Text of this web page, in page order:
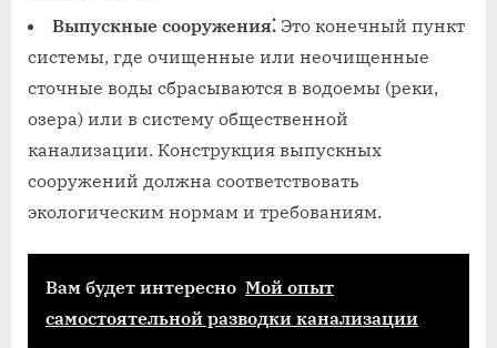
Выпускные сооружения⁚ Это конечный пункт
системы, где очищенные или неочищенные
сточные воды сбрасываются в водоемы (реки,
озера) или в систему общественной
канализации. Конструкция выпускных
сооружений должна соответствовать
экологическим нормам и требованиям.
Вам будет интересно Мой опыт
самостоятельной разводки канализации